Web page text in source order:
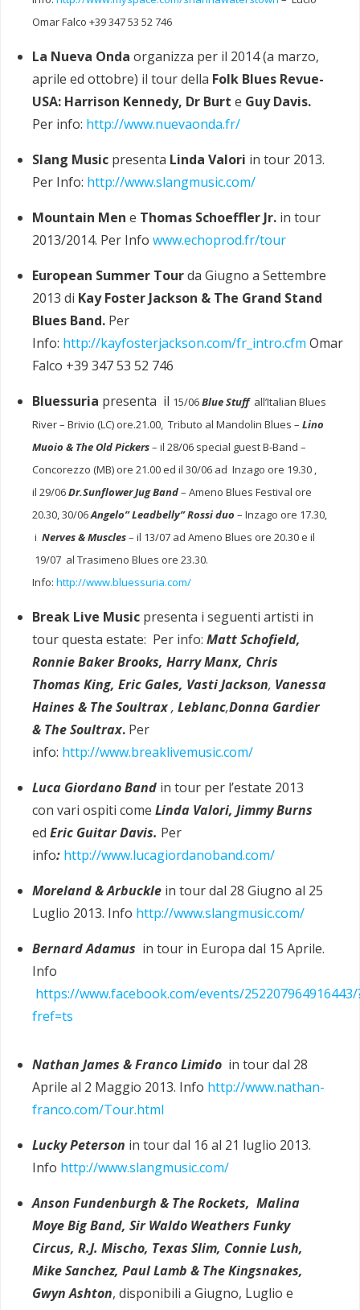
Omar Falco +39 347 53 52 746
La Nueva Onda organizza per il 2014 (a marzo,
aprile ed ottobre) il tour della Folk Blues Revue-
USA: Harrison Kennedy, Dr Burt e Guy Davis.
Per info: http://www.nuevaonda.fr/
Slang Music presenta Linda Valori in tour 2013.
Per Info: http://www.slangmusic.com/
Mountain Men e Thomas Schoeffler Jr. in tour
2013/2014. Per Info www.echoprod.fr/tour
European Summer Tourda Giugno a Settembre
2013 di Kay Foster Jackson & The Grand Stand
Blues Band. Per
Info: http://kayfosterjackson.com/fr_intro.cfm Omar
Falco +39 347 53 52 746
Bluessuria presenta il 15/06Blue Stuffall’Italian Blues
River – Brivio (LC) ore.21.00, Tributo al Mandolin Blues – Lino
Muoio & The Old Pickers– il 28/06 special guest B-Band –
Concorezzo (MB) ore 21.00 ed il 30/06 ad Inzago ore 19.30 ,
il 29/06Dr.Sunflower Jug Band– Ameno Blues Festival ore
20.30,30/06Angelo” Leadbelly” Rossi duo – Inzago ore 17.30,
i Nerves & Muscles– il 13/07 ad Ameno Blues ore 20.30 e il
19/07 al Trasimeno Blues ore 23.30.
Info: http://www.bluessuria.com/
Break Live Music presenta i seguenti artisti in
tour questa estate: Per info: Matt Schofield,
Ronnie Baker Brooks, Harry Manx, Chris
Thomas King, Eric Gales, Vasti Jackson, Vanessa
Haines & The Soultrax, Leblanc,Donna Gardier
& The Soultrax. Per
info: http://www.breaklivemusic.com/
Luca Giordano Band in tour per l’estate 2013
con vari ospiti come Linda Valori, Jimmy Burns
ed Eric Guitar Davis. Per
info: http://www.lucagiordanoband.com/
Moreland & Arbuckle in tour dal 28 Giugno al 25
Luglio 2013. Info http://www.slangmusic.com/
Bernard Adamus in tour in Europa dal 15 Aprile.
Info
https://www.facebook.com/events/252207964916443/
fref=ts
Nathan James & Franco Limido in tour dal 28
Aprile al 2 Maggio 2013. Info http://www.nathan-
franco.com/Tour.html
Lucky Peterson in tour dal 16 al 21 luglio 2013.
Info http://www.slangmusic.com/
Anson Fundenburgh & The Rockets, Malina
Moye Big Band, Sir Waldo Weathers Funky
Circus, R.J. Mischo, Texas Slim, Connie Lush,
Mike Sanchez, Paul Lamb & The Kingsnakes,
Gwyn Ashton, disponibili a Giugno, Luglio e